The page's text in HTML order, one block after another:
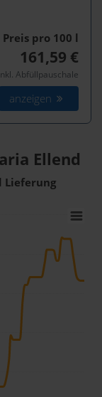
Preis pro 100 l
161,59 €
Abfüllpauschale
anzeigen
Ellend
Lieferung